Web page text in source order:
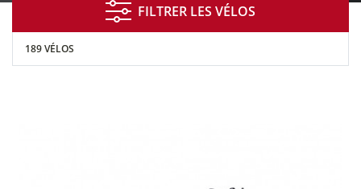
réparation
Essai de
vélos
Financement
FILTRER LES VÉLOS
189 VÉLOS